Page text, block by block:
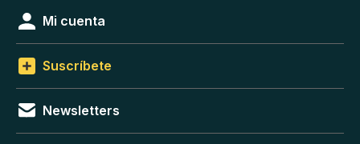
Mi cuenta
Suscríbete
Newsletters